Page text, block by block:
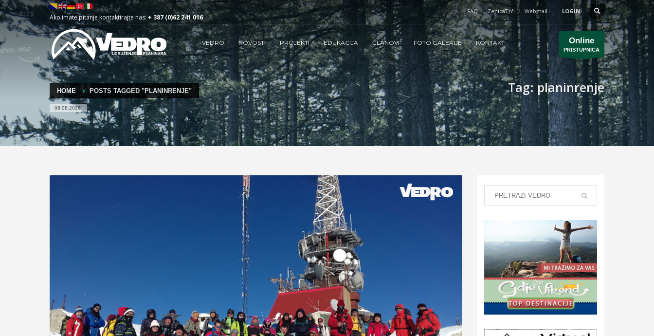
Ako imate pitanje kontaktirajte nas: + 387 (0)62 241 016
FAQ ZenicaTrči Webmail LOGIN
VEDRO NOVOSTI PROJEKTI EDUKACIJA ČLANOVI FOTO GALERIJE KONTAKT Online
PRISTUPNICA
HOME POSTS TAGGED "PLANINRENJE"
08.08.2026.
Tag: planinrenje